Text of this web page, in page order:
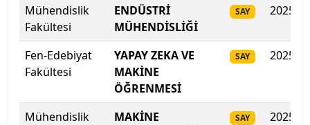
Biruni Üniversitesi
Bitlis Eren Üniversitesi
Boğaziçi Üniversitesi
Bolu Abant İzzet Baysal Üniversitesi
Mühendislik
Fakültesi
ENDÜSTRİ
MÜHENDİSLİĞİ
SAY 2025
Fen-Edebiyat
Fakültesi
YAPAY ZEKA VE
MAKİNE
ÖĞRENMESİ
SAY 2025
Mühendislik
MAKİNE
SAY 2025